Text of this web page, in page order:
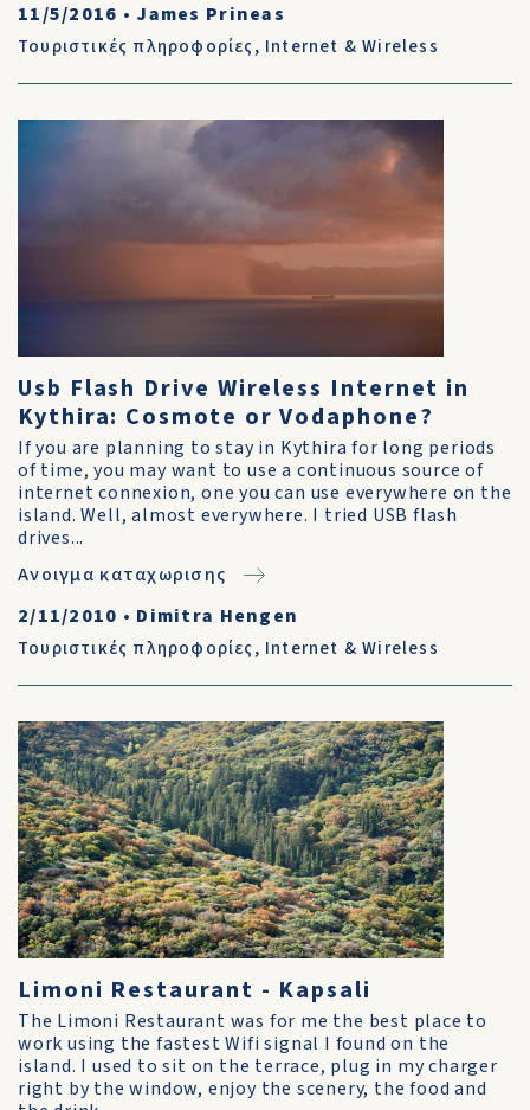
11/5/2016 • James Prineas
Τουριστικές πληροφορίες, Internet & Wireless
Usb Flash Drive Wireless Internet in
Kythira: Cosmote or Vodaphone?
If you are planning to stay in Kythira for long periods
of time, you may want to use a continuous source of
internet connexion, one you can use everywhere on the
island. Well, almost everywhere. I tried USB flash
drives...
Ανοιγμα καταχωρισης
2/11/2010 • Dimitra Hengen
Τουριστικές πληροφορίες, Internet & Wireless
Limoni Restaurant - Kapsali
The Limoni Restaurant was for me the best place to
work using the fastest Wifi signal I found on the
island. I used to sit on the terrace, plug in my charger
right by the window, enjoy the scenery, the food and